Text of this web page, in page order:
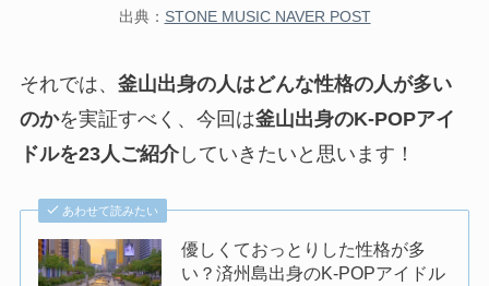
出典： STONE MUSIC NAVER POST
それでは、 釜山出身の人はどんな性格の人が多い
のかを実証すべく、今回は釜山出身のK-POPアイ
ドルを23人ご紹介していきたいと思います！
あわせて読みたい
優しくておっとりした性格が多
い？済州島出身のK-POPアイドル